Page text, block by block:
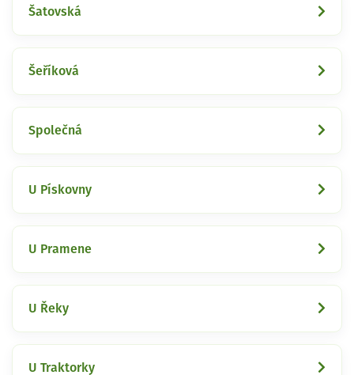
Šatovská
Šeříková
Společná
U Pískovny
U Pramene
U Řeky
U Traktorky